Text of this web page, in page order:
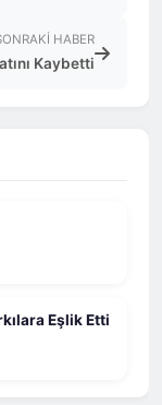
HABER
Kaybetti
Eşlik Etti